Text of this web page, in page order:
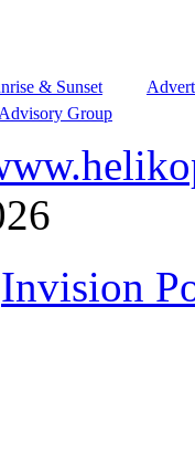
& Sunset
Group
Invision